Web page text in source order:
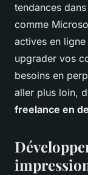
tendances
comme
actives en
upgrader vos
besoins en
aller plus loin,
freelance en